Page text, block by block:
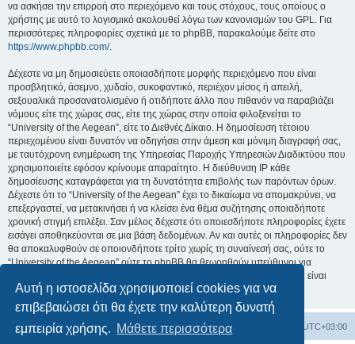
Αυτή η ιστοσελίδα χρησιμοποιεί cookies για να
επιβεβαιώσει ότι θα έχετε την καλύτερη δυνατή
εμπειρία χρήσης. Μάθετε περισσότερα
να ασκήσει την επιρροή στο περιεχόμενο και τους στόχους, τους οποίους ο
χρήστης με αυτό το λογισμικό ακολουθεί λόγω των κανονισμών του GPL. Για
περισσότερες πληροφορίες σχετικά με το phpBB, παρακαλούμε δείτε στο
https://www.phpbb.com/.
Δέχεστε να μη δημοσιεύετε οποιασδήποτε μορφής περιεχόμενο που είναι
προσβλητικό, άσεμνο, χυδαίο, συκοφαντικό, περιέχον μίσος ή απειλή,
σεξουαλικά προσανατολισμένο ή οτιδήποτε άλλο που πιθανόν να παραβιάζει
νόμους είτε της χώρας σας, είτε της χώρας στην οποία φιλοξενείται το
“University of the Aegean”, είτε το Διεθνές Δίκαιο. Η δημοσίευση τέτοιου
περιεχομένου είναι δυνατόν να οδηγήσει στην άμεση και μόνιμη διαγραφή σας,
με ταυτόχρονη ενημέρωση της Υπηρεσίας Παροχής Υπηρεσιών Διαδικτύου που
χρησιμοποιείτε εφόσον κρίνουμε απαραίτητο. Η διεύθυνση IP κάθε
δημοσίευσης καταγράφεται για τη δυνατότητα επιβολής των παρόντων όρων.
Δέχεστε ότι το “University of the Aegean” έχει το δικαίωμα να απομακρύνει, να
επεξεργαστεί, να μετακινήσει ή να κλείσει ένα θέμα συζήτησης οποιαδήποτε
χρονική στιγμή επιλέξει. Σαν μέλος δέχεστε ότι οποιεσδήποτε πληροφορίες έχετε
εισάγει αποθηκεύονται σε μια βάση δεδομένων. Αν και αυτές οι πληροφορίες δεν
θα αποκαλυφθούν σε οποιονδήποτε τρίτο χωρίς τη συναίνεσή σας, ούτε το
“University of the Aegean” ούτε το phpBB θα θεωρηθούν υπεύθυνοι για
οποιαδήποτε απόπειρα ηλεκτρονικής εισβολής ή παραβίασης η οποία είναι
δυνατόν να οδηγήσει σε απώλεια αυτών των δεδομένων.
Board Όλοι οι χρόνοι είναι UTC+03:00
Διαγραφή cookies